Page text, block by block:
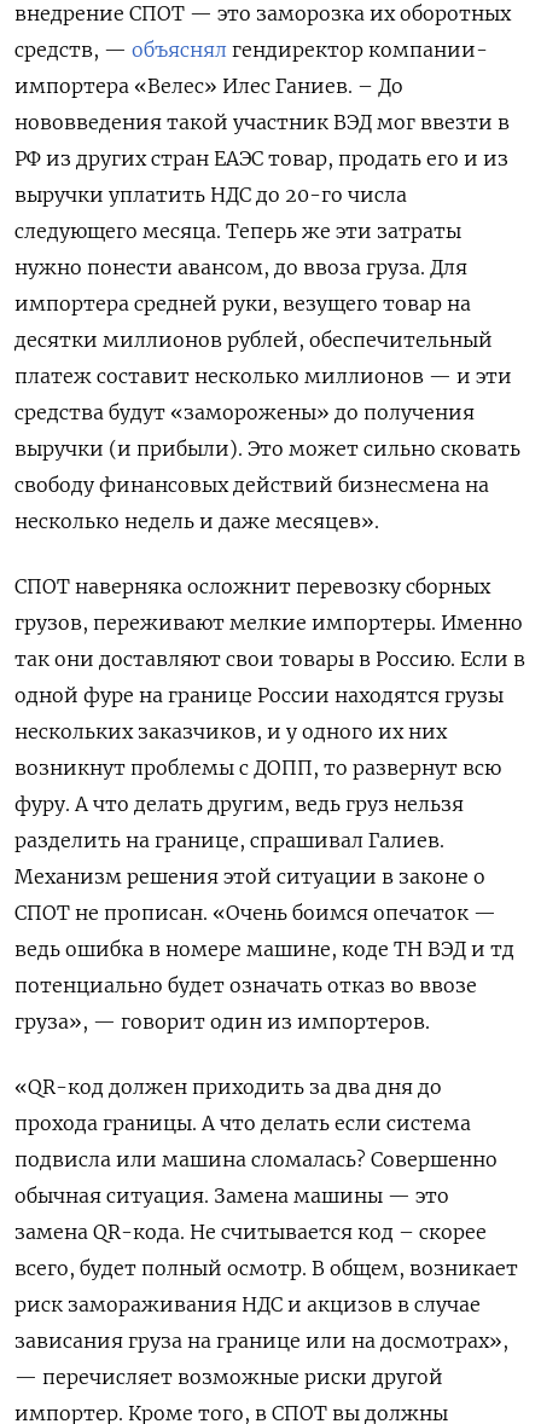
внедрение СПОТ — это заморозка их оборотных
средств, — объяснял гендиректор компании-
импортера «Велес» Илес Ганиев. – До
нововведения такой участник ВЭД мог ввезти в
РФ из других стран ЕАЭС товар, продать его и из
выручки уплатить НДС до 20-го числа
следующего месяца. Теперь же эти затраты
нужно понести авансом, до ввоза груза. Для
импортера средней руки, везущего товар на
десятки миллионов рублей, обеспечительный
платеж составит несколько миллионов — и эти
средства будут «заморожены» до получения
выручки (и прибыли). Это может сильно сковать
свободу финансовых действий бизнесмена на
несколько недель и даже месяцев».
СПОТ наверняка осложнит перевозку сборных
грузов, переживают мелкие импортеры. Именно
так они доставляют свои товары в Россию. Если в
одной фуре на границе России находятся грузы
нескольких заказчиков, и у одного их них
возникнут проблемы с ДОПП, то развернут всю
фуру. А что делать другим, ведь груз нельзя
разделить на границе, спрашивал Галиев.
Механизм решения этой ситуации в законе о
СПОТ не прописан. «Очень боимся опечаток —
ведь ошибка в номере машине, коде ТН ВЭД и тд
потенциально будет означать отказ во ввозе
груза», — говорит один из импортеров.
«QR-код должен приходить за два дня до
прохода границы. А что делать если система
подвисла или машина сломалась? Совершенно
обычная ситуация. Замена машины — это
замена QR-кода. Не считывается код – скорее
всего, будет полный осмотр. В общем, возникает
риск замораживания НДС и акцизов в случае
зависания груза на границе или на досмотрах»,
— перечисляет возможные риски другой
импортер. Кроме того, в СПОТ вы должны